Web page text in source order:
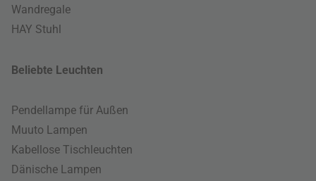
Wandregale
HAY Stuhl
Beliebte Leuchten
Pendellampe für Außen
Muuto Lampen
Kabellose Tischleuchten
Dänische Lampen